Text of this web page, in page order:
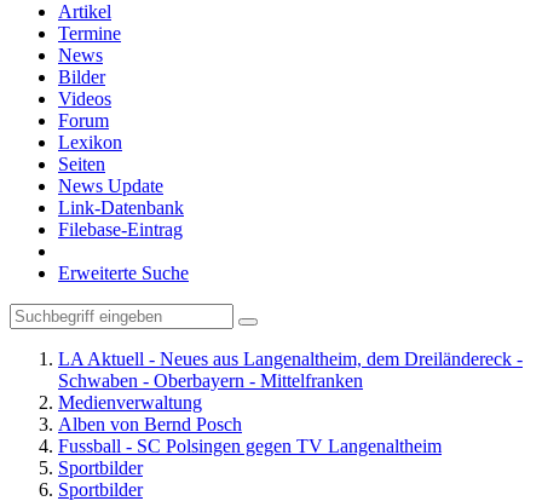
Artikel
Termine
News
Bilder
Videos
Forum
Lexikon
Seiten
News Update
Link-Datenbank
Filebase-Eintrag
Erweiterte Suche
LA Aktuell - Neues aus Langenaltheim, dem Dreiländereck -
Schwaben - Oberbayern - Mittelfranken
Medienverwaltung
Alben von Bernd Posch
Fussball - SC Polsingen gegen TV Langenaltheim
Sportbilder
Sportbilder